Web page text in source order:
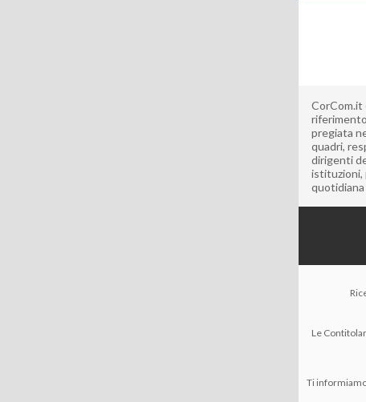
CorCom.it
pregiata
quadri,
dirigenti
istituzioni,
Le
Ti